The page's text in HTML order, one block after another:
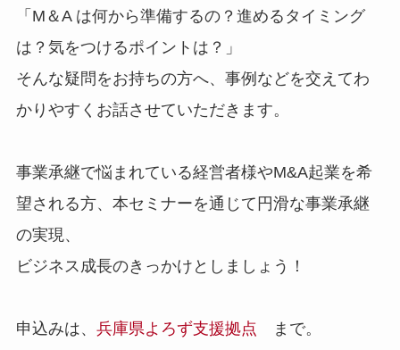
「M＆A は何から準備するの？進めるタイミング
は？気をつけるポイントは？」
そんな疑問をお持ちの方へ、事例などを交えてわ
かりやすくお話させていただきます。
事業承継で悩まれている経営者様やM&A起業を希
望される方、本セミナーを通じて円滑な事業承継
の実現、
ビジネス成長のきっかけとしましょう！
申込みは、 兵庫県よろず支援拠点 まで。